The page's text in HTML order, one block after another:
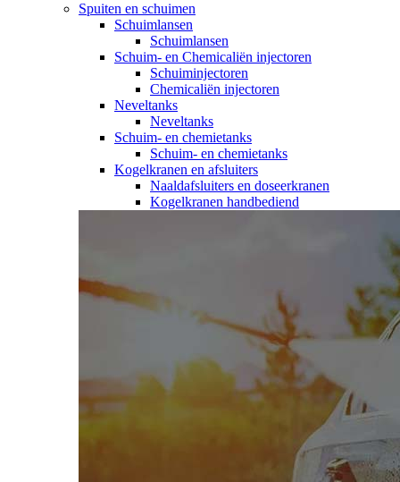
Spuiten en schuimen
Schuimlansen
Schuimlansen
Schuim- en Chemicaliën injectoren
Schuiminjectoren
Chemicaliën injectoren
Neveltanks
Neveltanks
Schuim- en chemietanks
Schuim- en chemietanks
Kogelkranen en afsluiters
Naaldafsluiters en doseerkranen
Kogelkranen handbediend